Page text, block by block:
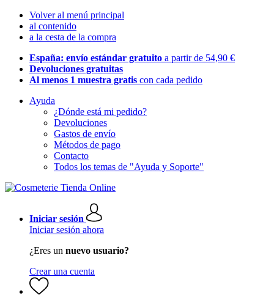
Volver al menú principal
al contenido
a la cesta de la compra
España: envío estándar gratuito a partir de 54,90 €
Devoluciones gratuitas
Al menos 1 muestra gratis con cada pedido
Ayuda
¿Dónde está mi pedido?
Devoluciones
Gastos de envío
Métodos de pago
Contacto
Todos los temas de "Ayuda y Soporte"
Iniciar sesión
Iniciar sesión ahora
¿Eres un nuevo usuario?
Crear una cuenta